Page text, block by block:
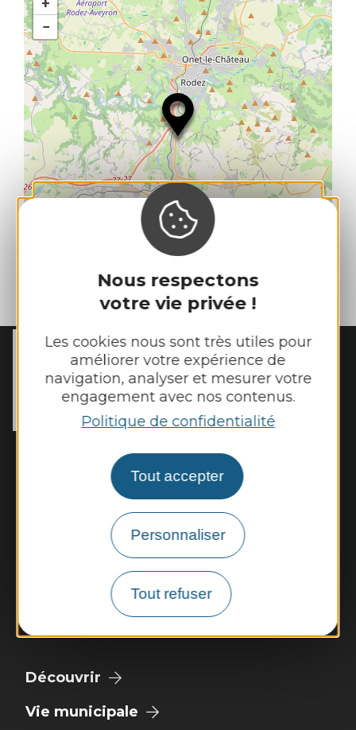
Nous respectons
votre vie privée !
Les cookies nous sont très utiles pour
améliorer votre expérience de
navigation, analyser et mesurer votre
engagement avec nos contenus.
Politique de confidentialité
Tout accepter
Personnaliser
Tout refuser
−
| Map data © OpenStreetMap contributors
MAIRIE DEMANHAC
15 chemin de l’Estang
12160 Manhac
Tél. : 05 65 69 03 53
Horaires d'ouverture :
Lundi et mardi de 8h45 à 12h30 et de 14h
Jeudi et vendredi de 8h45 à 12h30
Nous contacter
Panneau pocket
Découvrir
Vie municipale